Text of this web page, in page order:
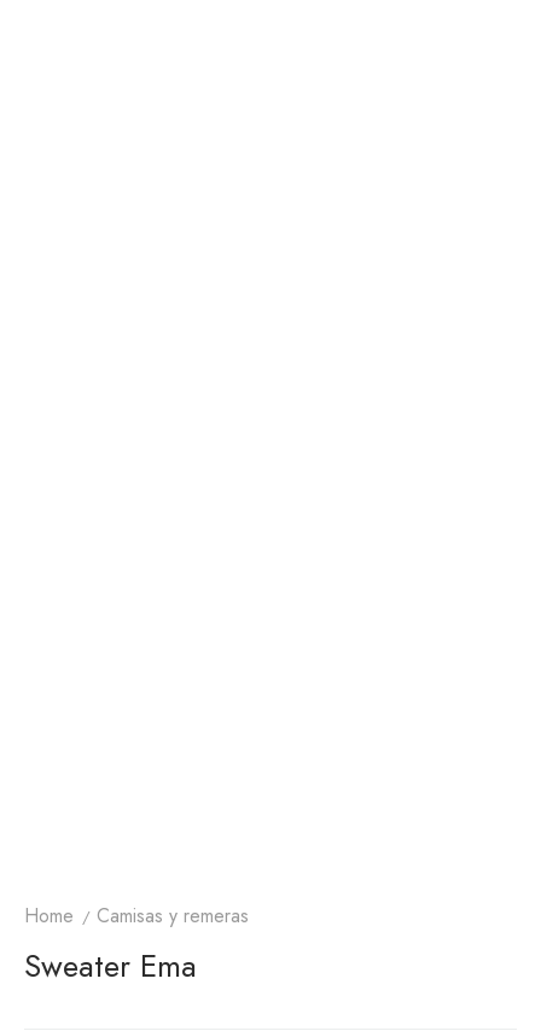
Home Camisas y remeras
Sweater Ema